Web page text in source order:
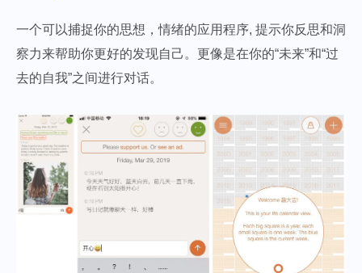
一个可以捕捉你的思想，情绪的应用程序, 提示你反思和洞
察力来帮助你更好的发现自己。更像是在你的“未来”和“过
去的自我”之间进行对话。